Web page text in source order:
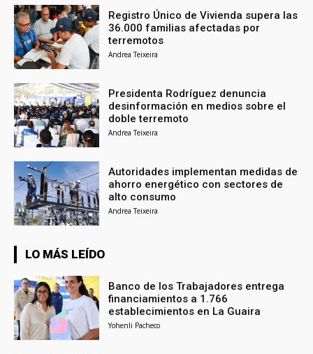
Registro Único de Vivienda supera las
36.000 familias afectadas por
terremotos
Andrea Teixeira
Presidenta Rodríguez denuncia
desinformación en medios sobre el
doble terremoto
Andrea Teixeira
Autoridades implementan medidas de
ahorro energético con sectores de
alto consumo
Andrea Teixeira
LO MÁS LEÍDO
Banco de los Trabajadores entrega
financiamientos a 1.766
establecimientos en La Guaira
Yohenli Pacheco